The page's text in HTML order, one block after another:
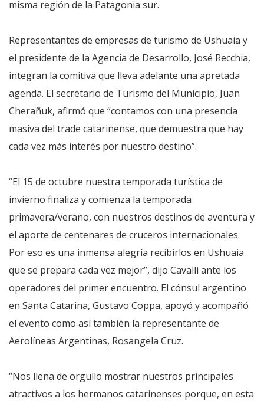
misma región de la Patagonia sur.
Representantes de empresas de turismo de Ushuaia y
el presidente de la Agencia de Desarrollo, José Recchia,
integran la comitiva que lleva adelante una apretada
agenda. El secretario de Turismo del Municipio, Juan
Cherañuk, afirmó que “contamos con una presencia
masiva del trade catarinense, que demuestra que hay
cada vez más interés por nuestro destino”.
“El 15 de octubre nuestra temporada turística de
invierno finaliza y comienza la temporada
primavera/verano, con nuestros destinos de aventura y
el aporte de centenares de cruceros internacionales.
Por eso es una inmensa alegría recibirlos en Ushuaia
que se prepara cada vez mejor”, dijo Cavalli ante los
operadores del primer encuentro. El cónsul argentino
en Santa Catarina, Gustavo Coppa, apoyó y acompañó
el evento como así también la representante de
Aerolíneas Argentinas, Rosangela Cruz.
“Nos llena de orgullo mostrar nuestros principales
atractivos a los hermanos catarinenses porque, en esta